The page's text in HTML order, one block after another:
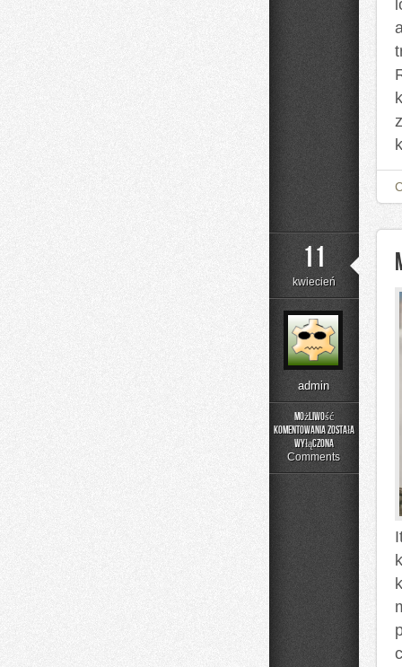
11
kwiecień
admin
Możliwość
komentowania
Premium
i
Designerskie
została
wyłączona
Comments